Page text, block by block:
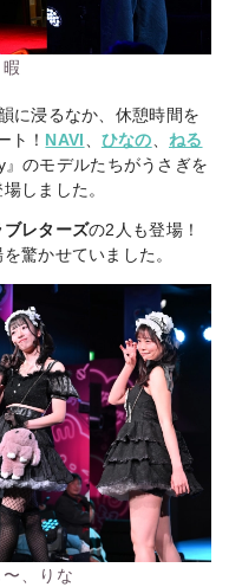
に浸るなか、休憩時間を
ト！ NAVI ひなの
ねる
』のモデルたちがうさぎを
しました。
ブレターズの2人も登場！
驚かせていました。
、りな